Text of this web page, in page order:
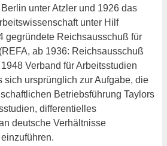
unter Atzler und 1926 das
unter Hilf
gegründete Reichsausschuß für
ab 1936: Reichsausschuß
Verband für Arbeitsstudien
sich ursprünglich zur Aufgabe, die
Betriebsführung Taylors
differentielles
deutsche Verhältnisse